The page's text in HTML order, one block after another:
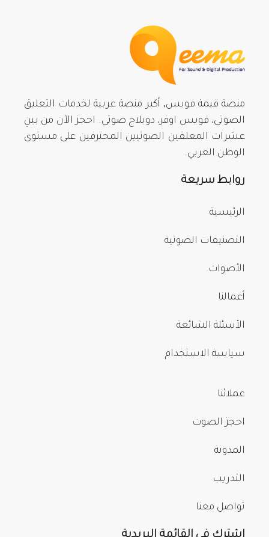
منصة قيمة فويس, أكبر منصة عربية لخدمات التعليق
الصوتي، فويس اوفر، دوبلاج صوتي. احجز الآن من بينِ
عشرات المعلقين الصوتيين المحترفين على مستوى
الوطن العربي.
روابط سريعة
الرئيسية
التصنيفات الصوتية
الأصوات
أعمالنا
الأسئلة الشائعة
سياسة الاستخدام
عملائنا
احجز الصوت
المدونة
التدريب
تواصل معنا